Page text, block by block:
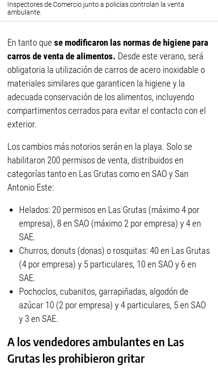
Inspectores de Comercio junto a policías controlan la venta
ambulante.
En tanto que se modificaron las normas de higiene para
carros de venta de alimentos. Desde este verano, será
obligatoria la utilización de carros de acero inoxidable o
materiales similares que garanticen la higiene y la
adecuada conservación de los alimentos, incluyendo
compartimentos cerrados para evitar el contacto con el
exterior.
Los cambios más notorios serán en la playa. Solo se
habilitaron 200 permisos de venta, distribuidos en
categorías tanto en Las Grutas como en SAO y San
Antonio Este:
Helados: 20 permisos en Las Grutas (máximo 4 por
empresa), 8 en SAO (máximo 2 por empresa) y 4 en
SAE.
Churros, donuts (donas) o rosquitas: 40 en Las Grutas
(4 por empresa) y 5 particulares, 10 en SAO y 6 en
SAE.
Pochoclos, cubanitos, garrapiñadas, algodón de
azúcar 10 (2 por empresa) y 4 particulares, 5 en SAO
y 3 en SAE.
A los vendedores ambulantes en Las
Grutas les prohibieron gritar